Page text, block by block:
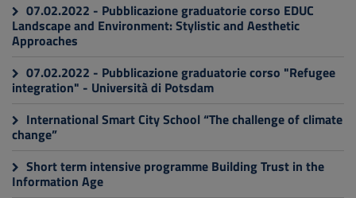
07.02.2022 - Pubblicazione graduatorie corso EDUC
Landscape and Environment: Stylistic and Aesthetic
Approaches
07.02.2022 - Pubblicazione graduatorie corso "Refugee
integration" - Università di Potsdam
International Smart City School “The challenge of climate
change”
Short term intensive programme Building Trust in the
Information Age